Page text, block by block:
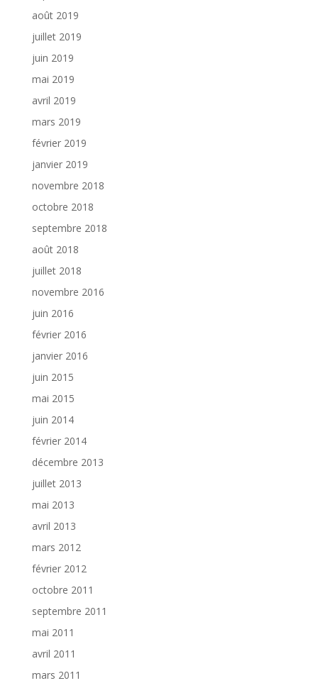
août 2019
juillet 2019
juin 2019
mai 2019
avril 2019
mars 2019
février 2019
janvier 2019
novembre 2018
octobre 2018
septembre 2018
août 2018
juillet 2018
novembre 2016
juin 2016
février 2016
janvier 2016
juin 2015
mai 2015
juin 2014
février 2014
décembre 2013
juillet 2013
mai 2013
avril 2013
mars 2012
février 2012
octobre 2011
septembre 2011
mai 2011
avril 2011
mars 2011